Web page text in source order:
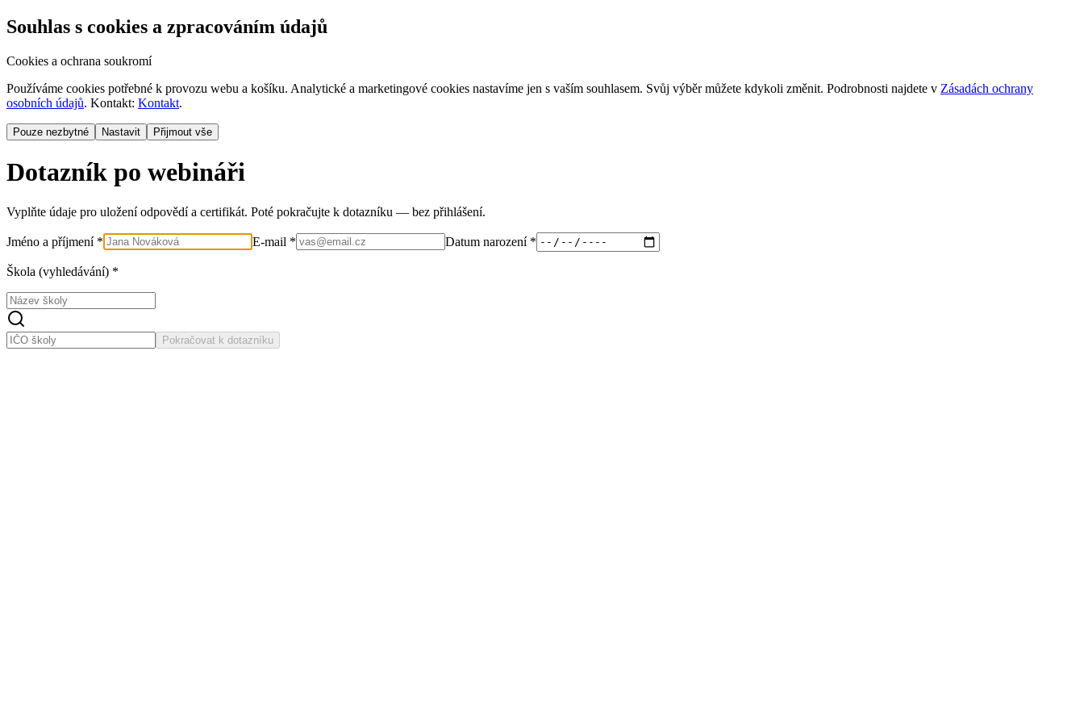
Souhlas s cookies a zpracováním údajů
Cookies a ochrana soukromí
Používáme cookies potřebné k provozu webu a košíku. Analytické a marketingové cookies nastavíme jen s vaším souhlasem. Svůj výběr můžete kdykoli změnit. Podrobnosti najdete v Zásadách ochrany
osobních údajů. Kontakt: Kontakt.
Pouze nezbytné Nastavit Přijmout vše
Dotazník po webináři
Vyplňte údaje pro uložení odpovědí a certifikát. Poté pokračujte k dotazníku — bez přihlášení.
Jméno a příjmení * E-mail * Datum narození *
Škola (vyhledávání) *
Pokračovat k dotazníku